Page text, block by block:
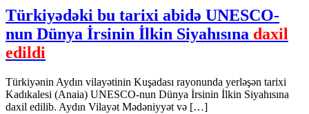
Türkiyədəki bu tarixi abidə UNESCO-
nun Dünya İrsinin İlkin Siyahısına daxil
edildi
Türkiyənin Aydın vilayətinin Kuşadası rayonunda yerləşən tarixi
Kadıkalesi (Anaia) UNESCO-nun Dünya İrsinin İlkin Siyahısına
daxil edilib. Aydın Vilayət Mədəniyyət və […]